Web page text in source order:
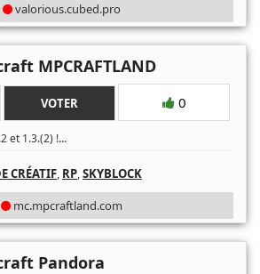
valorious.cubed.pro
MPCRAFTLAND
VOTER 0
et 1.3.(2) !...
CRÉATIF, RP,SKYBLOCK
mc.mpcraftland.com
Pandora